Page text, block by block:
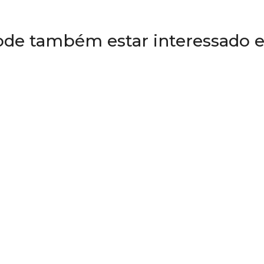
também estar interessado